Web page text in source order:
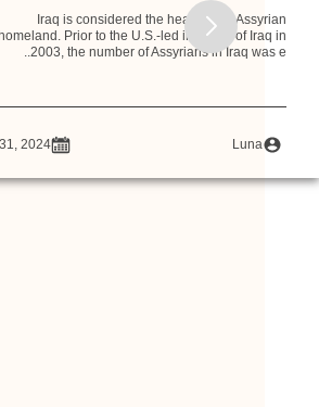
Iraq is considered the heart of the Assyrian
homeland. Prior to the U.S.-led invasion of Iraq in
2003, the number of Assyrians in Iraq was e..
Luna
2024